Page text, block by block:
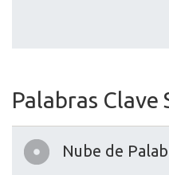
Palabras Clave
Nube de